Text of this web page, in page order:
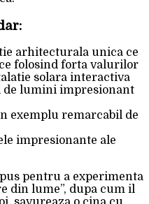
arhitecturala unica ce
folosind forta valurilor
solara interactiva
de lumini impresionant
exemplu remarcabil de
impresionante ale
pentru a experimenta
din lume”, dupa cum il